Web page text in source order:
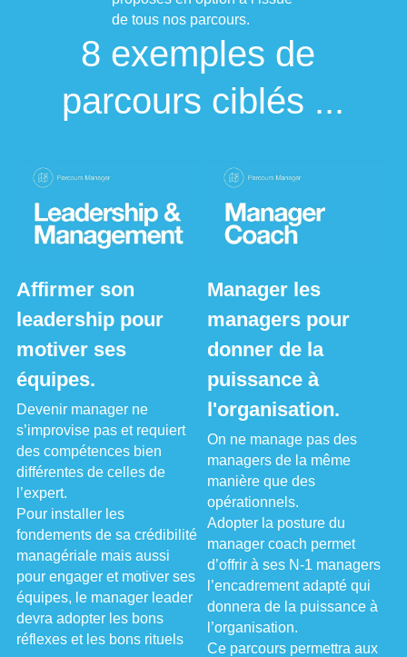
de tous nos parcours.
8 exemples de
parcours ciblés ...
Affirmer son
leadership pour
motiver ses
équipes.
Devenir manager ne
s’improvise pas et requiert
des compétences bien
différentes de celles de
l’expert.
Pour installer les
fondements de sa crédibilité
managériale mais aussi
pour engager et motiver ses
équipes, le manager leader
devra adopter les bons
réflexes et les bons rituels
Manager les
managers pour
donner de la
puissance à
l'organisation.
On ne manage pas des
managers de la même
manière que des
opérationnels.
Adopter la posture du
manager coach permet
d’offrir à ses N-1 managers
l’encadrement adapté qui
donnera de la puissance à
l’organisation.
Ce parcours permettra aux